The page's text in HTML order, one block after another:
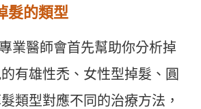
髮的類型
專業醫師會首先幫助你分析掉
有雄性禿、女性型掉髮、圓
類型對應不同的治療方法，